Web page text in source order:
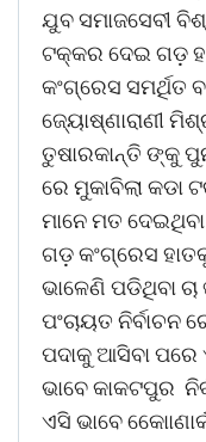
ଯୁବ ସମାଜସେବୀ
ଟକ୍କର ଦେଇ ଗଡ଼
କଂଗ୍ରେସ ସମର୍ଥିତ
ଜ୍ୟୋଷ୍ଣାରାଣୀ
ତୁଷାରକାନ୍ତି ଙ୍କୁ
ରେ ମୁକାବିଲା କଡା
ମାନେ ମତ
ଗଡ଼ କଂଗ୍ରେସ
ଭାଳେଣି ପଡିଥିବା
ପଂଚାୟତ ନିର୍ବାଚନ
ପଦାକୁ ଆସିବା ପରେ
ଭାବେ କାକଟପୁର
ଏସି ଭାବେ